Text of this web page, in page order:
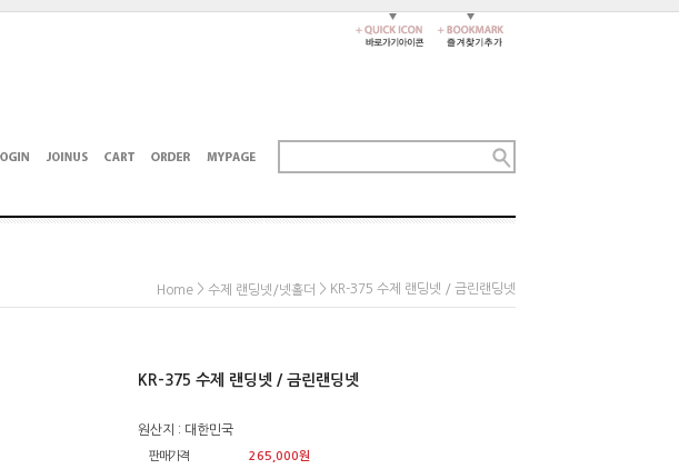
Home > 수제 랜딩넷/넷홀더 > KR-375 수제 랜딩넷 / 금린랜딩넷
KR-375 수제 랜딩넷 / 금린랜딩넷
원산지 : 대한민국
판매가격 265,000원